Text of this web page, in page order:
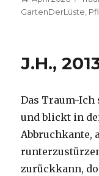
am
GartenDerLüste
J.H.,
Das Traum-
und blickt in
Abbruchkante,
zurückkann,